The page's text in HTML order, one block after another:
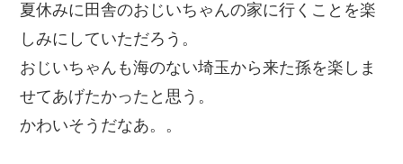
夏休みに田舎のおじいちゃんの家に行くことを楽
しみにしていただろう。
おじいちゃんも海のない埼玉から来た孫を楽しま
せてあげたかったと思う。
かわいそうだなあ。。